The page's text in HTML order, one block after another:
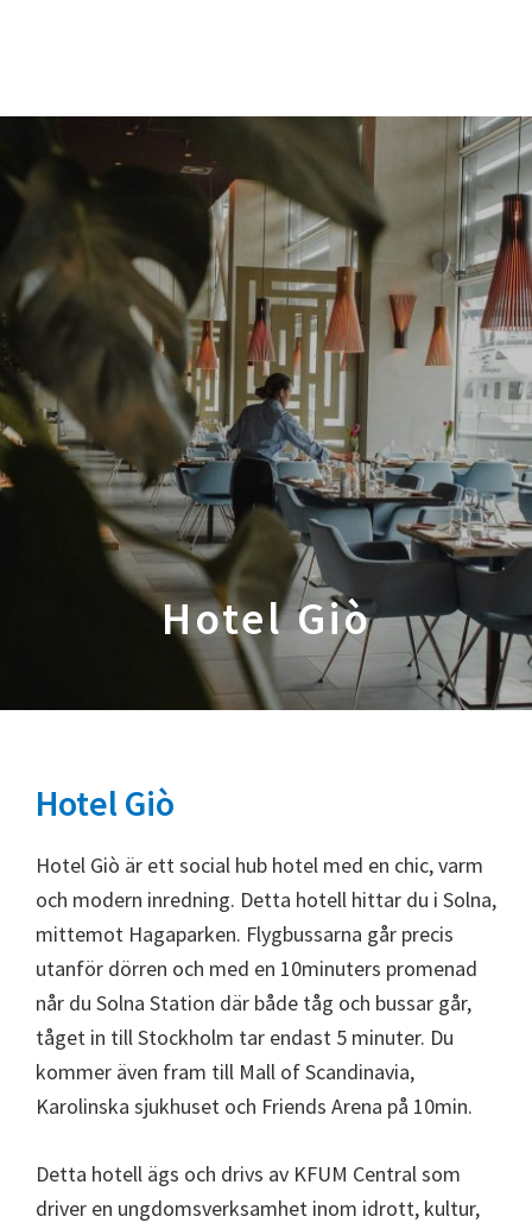
Hotel Giò
Hotel Giò
Hotel Giò är ett social hub hotel med en chic, varm
och modern inredning. Detta hotell hittar du i Solna,
mittemot Hagaparken. Flygbussarna går precis
utanför dörren och med en 10minuters promenad
når du Solna Station där både tåg och bussar går,
tåget in till Stockholm tar endast 5 minuter. Du
kommer även fram till Mall of Scandinavia,
Karolinska sjukhuset och Friends Arena på 10min.
Detta hotell ägs och drivs av KFUM Central som
driver en ungdomsverksamhet inom idrott, kultur,